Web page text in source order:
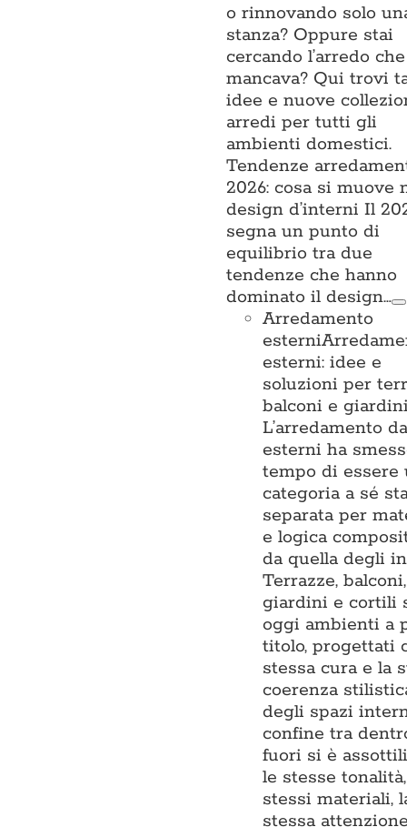
o rinnovando solo
stanza? Oppure stai
cercando l’arredo che
mancava? Qui trovi
idee e nuove
arredi per tutti gli
ambienti domestici.
Tendenze
2026: cosa si muove
design d’interni Il
segna un punto di
equilibrio tra due
tendenze che hanno
dominato il design…
Arredamento
esterni
esterni: idee e
soluzioni per
balconi e
L’arredamento da
esterni ha
tempo di essere
categoria a sé
separata per
e logica
da quella degli
Terrazze, balconi,
giardini e cortili
oggi ambienti a
titolo, progettati
stessa cura e la
coerenza
degli spazi
confine tra
fuori si è
le stesse
stessi materiali,
stessa